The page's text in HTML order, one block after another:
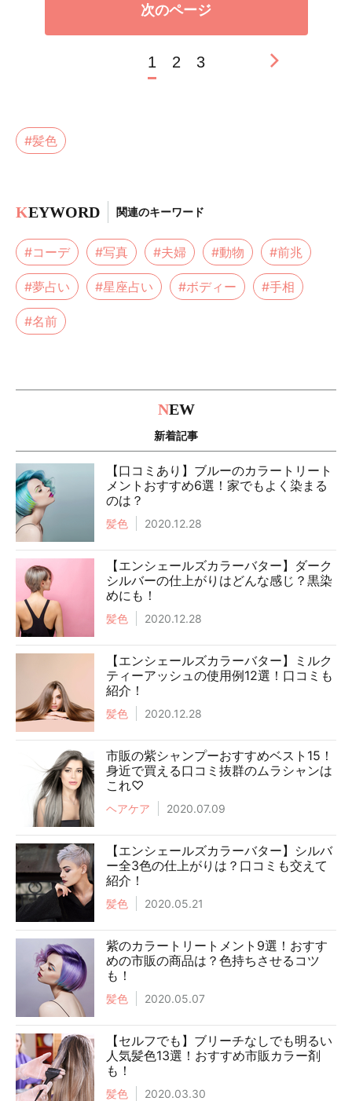
次のページ
1 2 3
#髪色
KEYWORD 関連のキーワード
#コーデ #写真 #夫婦 #動物 #前兆
#夢占い #星座占い #ボディー #手相
#名前
NEW
新着記事
【口コミあり】ブルーのカラートリート
メントおすすめ6選！家でもよく染まる
のは？
髪色 2020.12.28
【エンシェールズカラーバター】ダーク
シルバーの仕上がりはどんな感じ？黒染
めにも！
髪色 2020.12.28
【エンシェールズカラーバター】ミルク
ティーアッシュの使用例12選！口コミも
紹介！
髪色 2020.12.28
市販の紫シャンプーおすすめベスト15！
身近で買える口コミ抜群のムラシャンは
これ♡
ヘアケア 2020.07.09
【エンシェールズカラーバター】シルバ
ー全3色の仕上がりは？口コミも交えて
紹介！
髪色 2020.05.21
紫のカラートリートメント9選！おすす
めの市販の商品は？色持ちさせるコツ
も！
髪色 2020.05.07
【セルフでも】ブリーチなしでも明るい
人気髪色13選！おすすめ市販カラー剤
も！
髪色 2020.03.30